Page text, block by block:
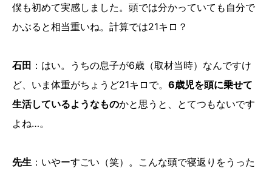
僕も初めて実感しました。頭では分かっていても自分で
かぶると相当重いね。計算では21キロ？
石田 ：はい。うちの息子が6歳（取材当時）なんですけ
ど、いま体重がちょうど21キロで。 6歳児を頭に乗せて
生活しているようなものかと思うと、とてつもないです
よね…。
先生 ：いやーすごい（笑）。こんな頭で寝返りをうった